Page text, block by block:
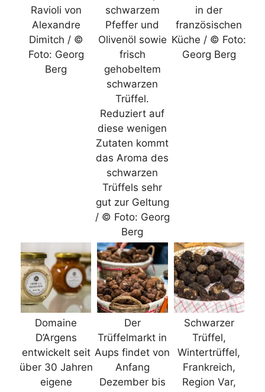
Ravioli von
Alexandre
Dimitch / ©
Foto: Georg
Berg
schwarzem
Pfeffer und
Olivenöl sowie
frisch
gehobeltem
schwarzen
Trüffel.
Reduziert auf
diese wenigen
Zutaten kommt
das Aroma des
schwarzen
Trüffels sehr
gut zur Geltung
/ © Foto: Georg
Berg
in der
französischen
Küche / © Foto:
Georg Berg
Domaine
D’Argens
entwickelt seit
über 30 Jahren
eigene
Der
Trüffelmarkt in
Aups findet von
Anfang
Dezember bis
Schwarzer
Trüffel,
Wintertrüffel,
Frankreich,
Region Var,